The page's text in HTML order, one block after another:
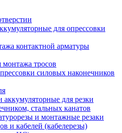
для опрессовки
контактной арматуры
монтажа тросов
силовых наконечников
для резки
стальных канатов
и монтажные резаки
и кабелей (кабелерезы)